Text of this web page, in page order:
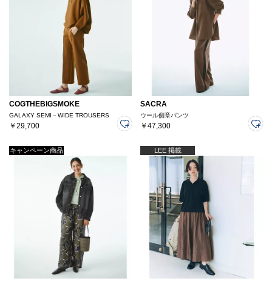
COGTHEBIGSMOKE
GALAXY SEMI－WIDE TROUSERS
￥29,700
SACRA
ウール側章パンツ
￥47,300
キャンペーン商品 LEE 掲載